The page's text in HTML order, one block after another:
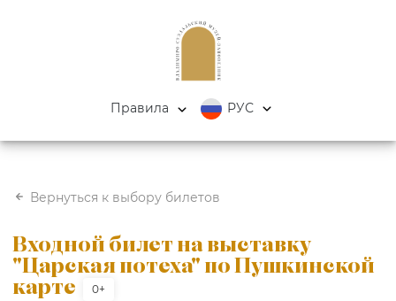
Правила РУС
Вернуться к выбору билетов
Входной билет на выставку
"Царская потеха" по Пушкинской
карте
0+